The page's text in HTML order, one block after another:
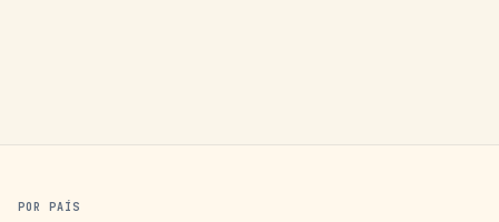
POR PAÍS